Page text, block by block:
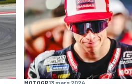
MOTOGP13 mars 2024